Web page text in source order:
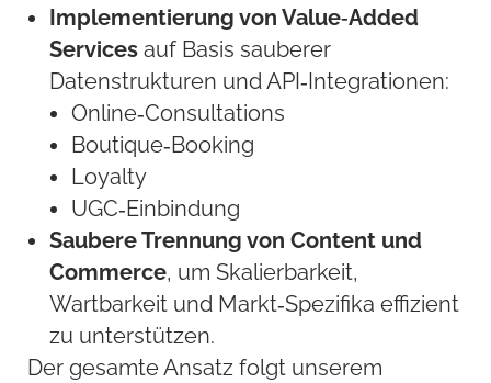
Implementierung von Value‑Added
Services auf Basis sauberer
Datenstrukturen und API‑Integrationen:
Online‑Consultations
Boutique‑Booking
Loyalty
UGC‑Einbindung
Saubere Trennung von Content und
Commerce, um Skalierbarkeit,
Wartbarkeit und Markt‑Spezifika effizient
zu unterstützen.
Der gesamte Ansatz folgt unserem